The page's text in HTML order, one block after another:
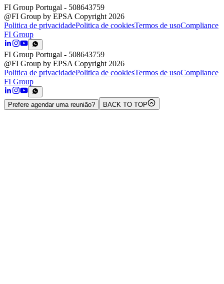
FI Group Portugal - 508643759
@FI Group by EPSA Copyright 2026
Politica de privacidadePolitica de cookiesTermos de usoCompliance
FI Group
FI Group Portugal - 508643759
@FI Group by EPSA Copyright 2026
Politica de privacidadePolitica de cookiesTermos de usoCompliance
FI Group
Prefere agendar uma reunião? BACK TO TOP